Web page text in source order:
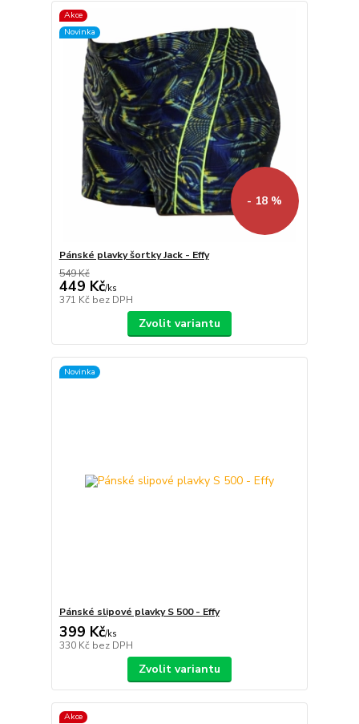
Akce
Novinka
- 18 %
Pánské plavky šortky Jack - Effy
549 Kč
449 Kč/ks
371 Kč bez DPH
Zvolit variantu
Novinka
Pánské slipové plavky S 500 - Effy
399 Kč/ks
330 Kč bez DPH
Zvolit variantu
Akce